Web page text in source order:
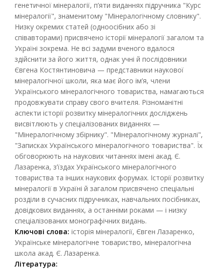
генетичної мінералогії, п’яти виданнях підручника "Курс
мінералогії", знаменитому "Мінералогічному словнику".
Низку окремих статей (одноосібних або зі
співавторами) присвячено історії мінералогії загалом та
Україні зокрема. Не всі задуми вченого вдалося
здійснити за його життя, однак учні й послідовники
Євгена Костянтиновича — представники наукової
мінералогічної школи, яка має його ім’я, члени
Українського мінералогічного товариства, намагаються
продовжувати справу свого вчителя. Різноманітні
аспекти історії розвитку мінералогічних досліджень
висвітлюють у спеціалізованих виданнях —
"Мінералогічному збірнику". "Мінералогічному журналі",
"Записках Українського мінералогічного товариства". Їх
обговорюють на наукових читаннях імені акад. Є.
Лазаренка, з’їздах Українського мінералогічного
товариства та інших наукових форумах. Історії розвитку
мінералогії в Україні й загалом присвячено спеціальні
розділи в сучасних підручниках, навчальних посібниках,
довідкових виданнях, а останніми роками — і низку
спеціалізованих монографічних видань.
Ключові слова: історія мінералогії, Євген Лазаренко,
Українське мінералогічне товариство, мінералогічна
школа акад. Є. Лазаренка.
Література: